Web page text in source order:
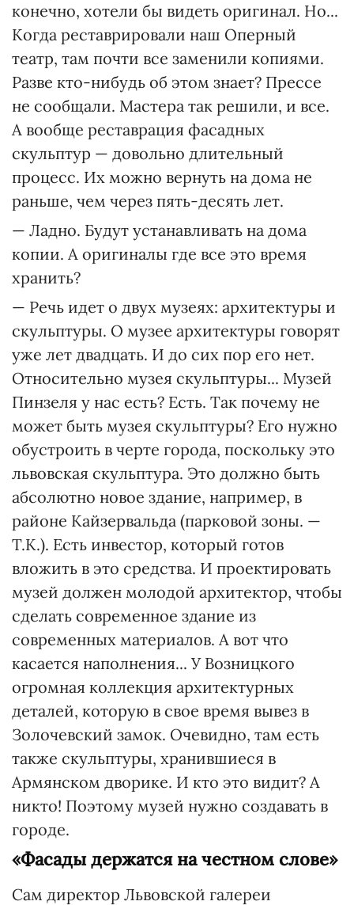
конечно, хотели бы видеть оригинал. Но...
Когда реставрировали наш Оперный
театр, там почти все заменили копиями.
Разве кто-нибудь об этом знает? Прессе
не сообщали. Мастера так решили, и все.
А вообще реставрация фасадных
скульптур — довольно длительный
процесс. Их можно вернуть на дома не
раньше, чем через пять-десять лет.
— Ладно. Будут устанавливать на дома
копии. А оригиналы где все это время
хранить?
— Речь идет о двух музеях: архитектуры и
скульптуры. О музее архитектуры говорят
уже лет двадцать. И до сих пор его нет.
Относительно музея скульптуры... Музей
Пинзеля у нас есть? Есть. Так почему не
может быть музея скульптуры? Его нужно
обустроить в черте города, поскольку это
львовская скульптура. Это должно быть
абсолютно новое здание, например, в
районе Кайзервальда (парковой зоны. —
Т.К.). Есть инвестор, который готов
вложить в это средства. И проектировать
музей должен молодой архитектор, чтобы
сделать современное здание из
современных материалов. А вот что
касается наполнения... У Возницкого
огромная коллекция архитектурных
деталей, которую в свое время вывез в
Золочевский замок. Очевидно, там есть
также скульптуры, хранившиеся в
Армянском дворике. И кто это видит? А
никто! Поэтому музей нужно создавать в
городе.
«Фасады держатся на честном слове»
Сам директор Львовской галереи